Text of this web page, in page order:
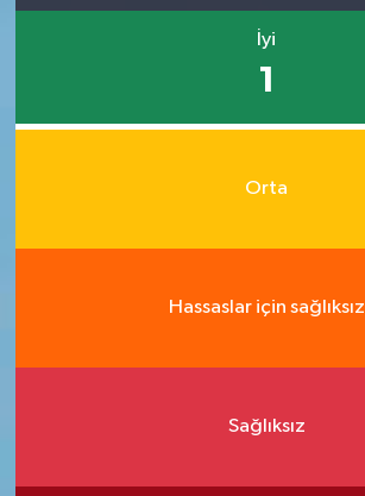
İyi
1
Orta
Hassaslar için sağlıksız
Sağlıksız